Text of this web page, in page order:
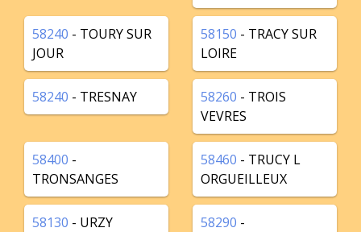
58240 - TOURY SUR
JOUR
58150 - TRACY SUR
LOIRE
58240 - TRESNAY 58260 - TROIS
VEVRES
58400 -
TRONSANGES
58460 - TRUCY L
ORGUEILLEUX
58130 - URZY 58290 -